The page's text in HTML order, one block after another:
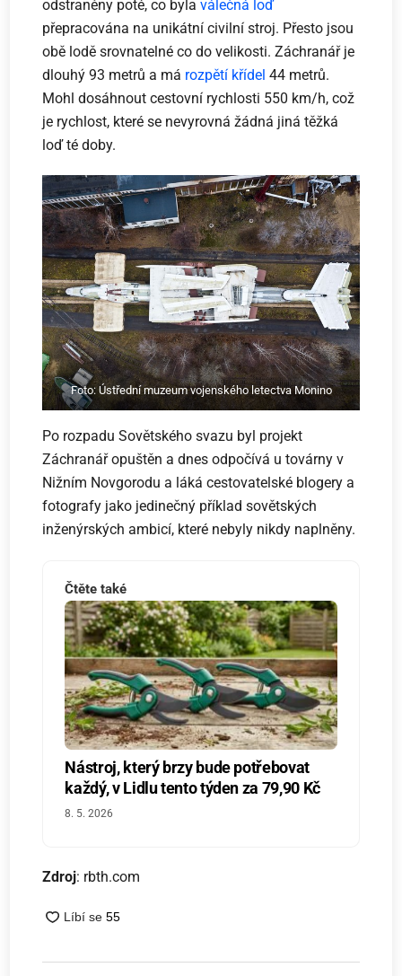
odstraněny poté, co bylaválečná loď
přepracována na unikátní civilní stroj. Přesto jsou
obě lodě srovnatelné co do velikosti. Záchranář je
dlouhý 93 metrů a má rozpětí křídel 44 metrů.
Mohl dosáhnout cestovní rychlosti 550 km/h, což
je rychlost, které se nevyrovná žádná jiná těžká
loď té doby.
Foto: Ústřední muzeum vojenského letectva Monino
Po rozpadu Sovětského svazu byl projekt
Záchranář opuštěn a dnes odpočívá u továrny v
Nižním Novgorodu a láká cestovatelské blogery a
fotografy jako jedinečný příklad sovětských
inženýrských ambicí, které nebyly nikdy naplněny.
Čtěte také
Nástroj, který brzy bude potřebovat
každý, v Lidlu tento týden za 79,90 Kč
8. 5. 2026
Zdroj: rbth.com